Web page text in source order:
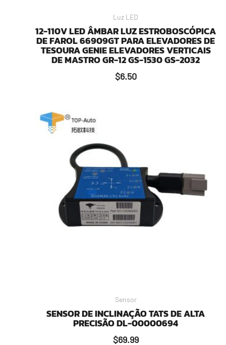
Luz LED
12-110V LED ÂMBAR LUZ ESTROBOSCÓPICA
DE FAROL 66909GT PARA ELEVADORES DE
TESOURA GENIE ELEVADORES VERTICAIS
DE MASTRO GR-12 GS-1530 GS-2032
$6.50
Sensor
SENSOR DE INCLINAÇÃO TATS DE ALTA
PRECISÃO DL-00000694
$69.99